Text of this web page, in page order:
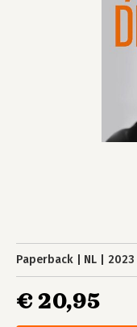
Paperback NL 2023
€ 20,95